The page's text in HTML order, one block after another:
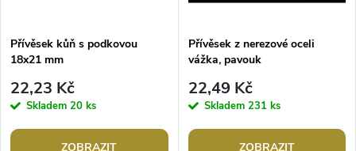
p
r
o
s
p
r
Přívěsek kůň s podkovou
18x21 mm
22,23 Kč
Skladem 20 ks
ZOBRAZIT
Přívěsek z nerezové oceli
vážka, pavouk
22,49 Kč
Skladem 231 ks
ZOBRAZIT